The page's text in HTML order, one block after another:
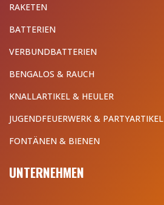
RAKETEN
BATTERIEN
VERBUNDBATTERIEN
BENGALOS & RAUCH
KNALLARTIKEL & HEULER
JUGENDFEUERWERK & PARTYARTIKEL
FONTÄNEN & BIENEN
UNTERNEHMEN